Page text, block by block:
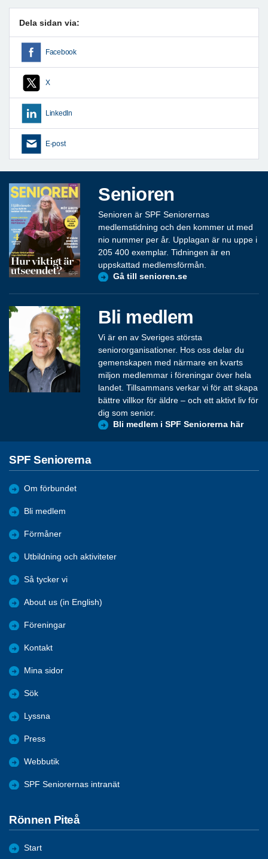
Dela sidan via:
Facebook
X
LinkedIn
E-post
Senioren
Senioren är SPF Seniorernas
medlemstidning och den kommer ut med
nio nummer per år. Upplagan är nu uppe i
205 400 exemplar. Tidningen är en
uppskattad medlemsförmån.
Gå till senioren.se
Bli medlem
Vi är en av Sveriges största
seniororganisationer. Hos oss delar du
gemenskapen med närmare en kvarts
miljon medlemmar i föreningar över hela
landet. Tillsammans verkar vi för att skapa
bättre villkor för äldre – och ett aktivt liv för
dig som senior.
Bli medlem i SPF Seniorerna här
SPF Seniorerna
Om förbundet
Bli medlem
Förmåner
Utbildning och aktiviteter
Så tycker vi
About us (in English)
Föreningar
Kontakt
Mina sidor
Sök
Lyssna
Press
Webbutik
SPF Seniorernas intranät
Rönnen Piteå
Start